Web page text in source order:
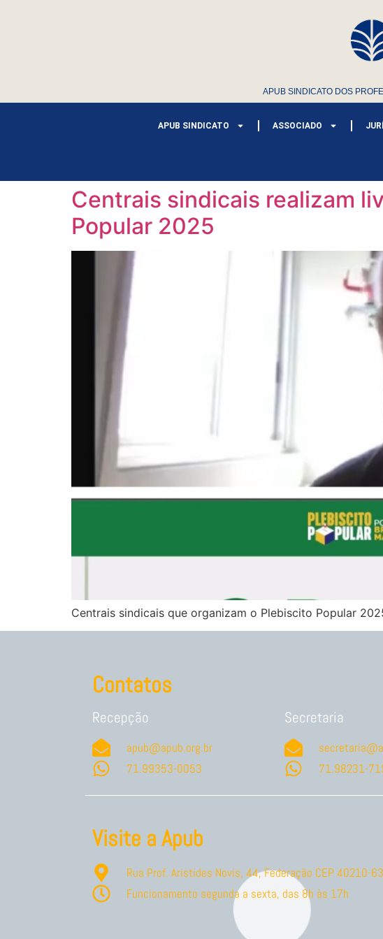
APUB SINDICATO DOS
APUB SINDICATO ASSOCIADO
Centrais sindicais realizam
Popular 2025
Centrais sindicais que organizam o Plebiscito Popular
Contatos
Recepção
apub@apub.org.br
71.99353-0053
Secretaria
71.98231-
Visite a Apub
Rua Prof. Aristides Novis, 44, Federação CEP 40210-
Funcionamento segunda a sexta, das 8h às 17h